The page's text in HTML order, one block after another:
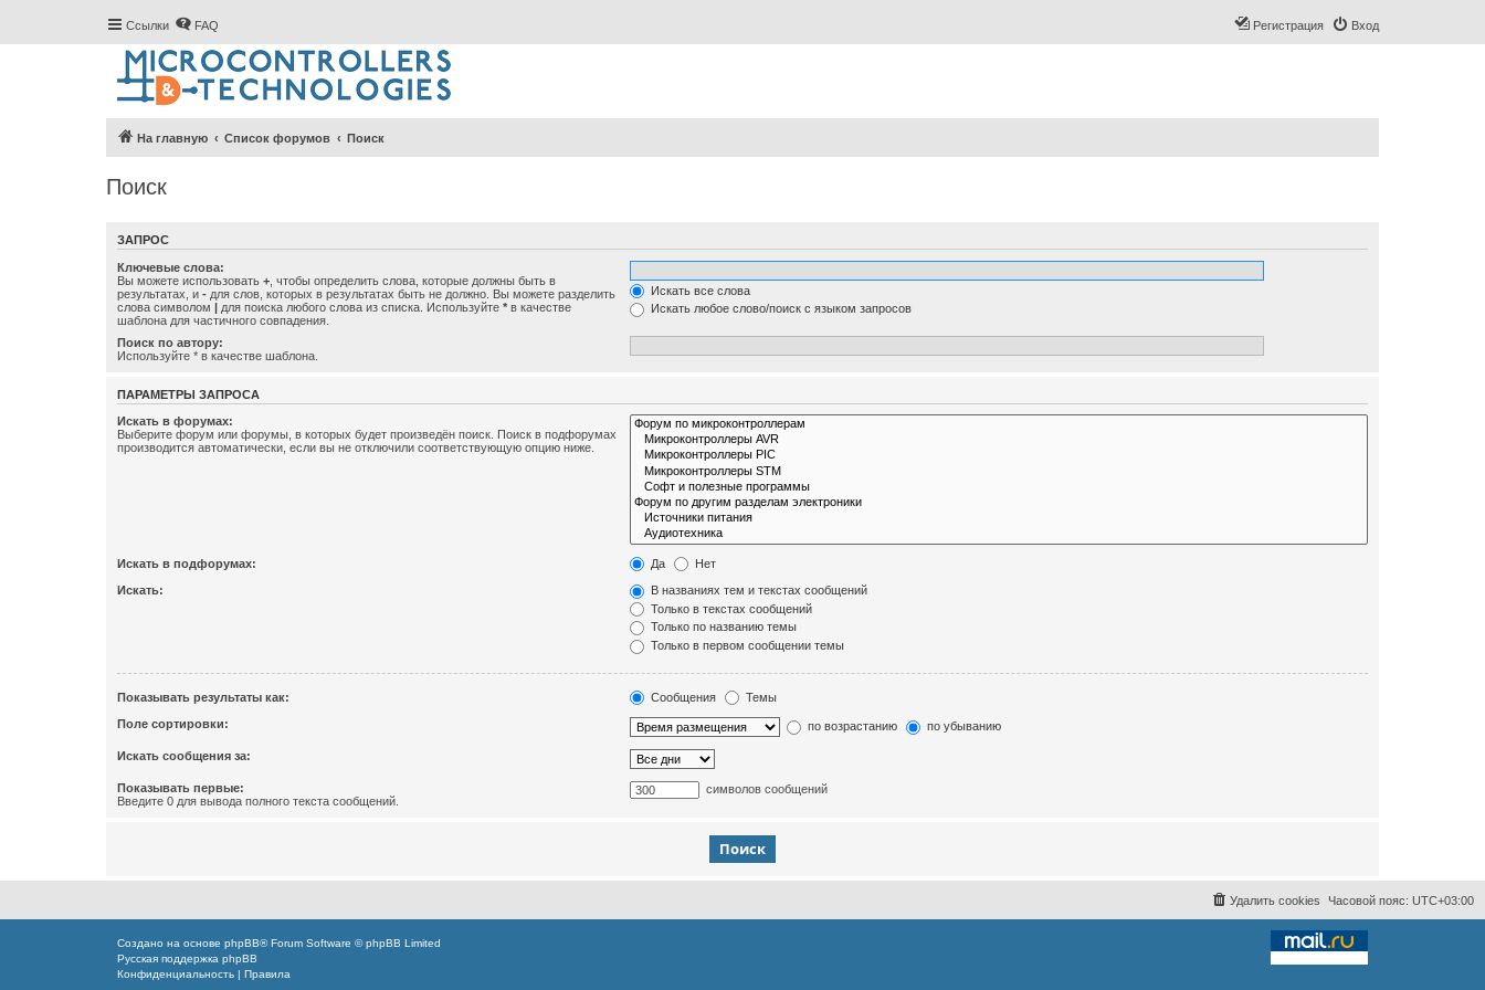
Ссылки FAQ Вход
Регистрация
На главную Список форумов Поиск
Поиск
ЗАПРОС
Ключевые слова:
Вы можете использовать + , чтобы определить слова, которые должны быть в
результатах, и - для слов, которых в результатах быть не должно. Вы можете разделить
слова символом | для поиска любого слова из списка. Используйте * в качестве
шаблона для частичного совпадения.
Искать все слова
Искать любое слово/поиск с языком запросов
Поиск по автору:
Используйте * в качестве шаблона.
ПАРАМЕТРЫ ЗАПРОСА
Искать в форумах:
Выберите форум или форумы, в которых будет произведён поиск. Поиск в подфорумах
производится автоматически, если вы не отключили соответствующую опцию ниже.
Искать в подфорумах: Да Нет
Искать:
В названиях тем и текстах сообщений
Только в текстах сообщений
Только по названию темы
Только в первом сообщении темы
Показывать результаты как: Сообщения Темы
Поле сортировки: по возрастанию по убыванию
Искать сообщения за:
Показывать первые:
Введите 0 для вывода полного текста сообщений.
символов сообщений
Часовой пояс: UTC+03:00
Удалить cookies
Создано на основе phpBB® Forum Software © phpBB Limited
Русская поддержка phpBB
Конфиденциальность | Правила